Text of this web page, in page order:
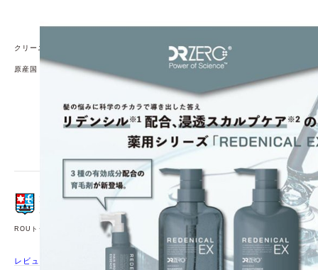
場所を避けて保管してください。
クリーニング方法
原産国
【発売元、製造元、輸入元又は販売元】EWI Lab 株式会
広告文責：R.O.U株式会社 ROUオンラインショップ
[医薬部外品]
JANコード：4582526991094
ROUトップページ
レビューを書く